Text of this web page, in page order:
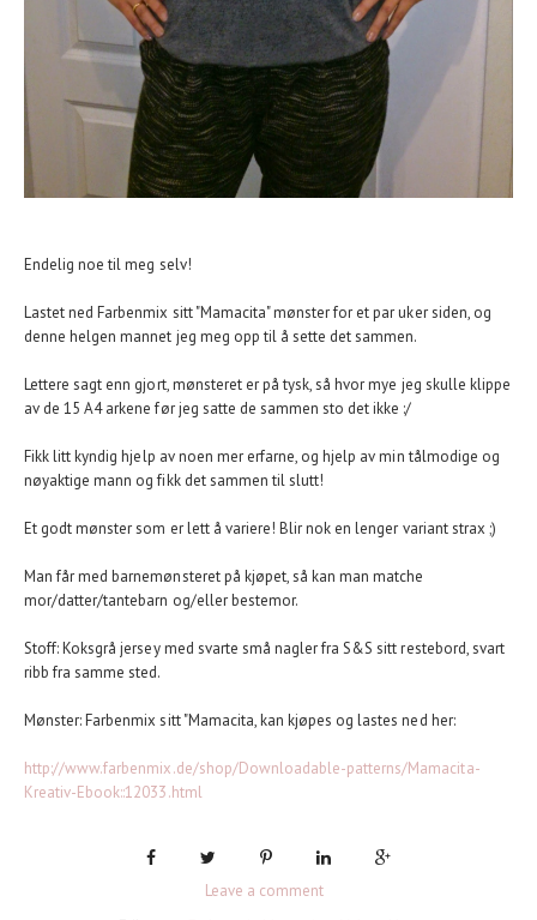
Endelig noe til meg selv!
Lastet ned Farbenmix sitt "Mamacita" mønster for et par uker siden, og
denne helgen mannet jeg meg opp til å sette det sammen.
Lettere sagt enn gjort, mønsteret er på tysk, så hvor mye jeg skulle klippe
av de 15 A4 arkene før jeg satte de sammen sto det ikke :/
Fikk litt kyndig hjelp av noen mer erfarne, og hjelp av min tålmodige og
nøyaktige mann og fikk det sammen til slutt!
Et godt mønster som er lett å variere! Blir nok en lenger variant strax ;)
Man får med barnemønsteret på kjøpet, så kan man matche
mor/datter/tantebarn og/eller bestemor.
Stoff: Koksgrå jersey med svarte små nagler fra S&S sitt restebord, svart
ribb fra samme sted.
Mønster: Farbenmix sitt "Mamacita, kan kjøpes og lastes ned her:
http://www.farbenmix.de/shop/Downloadable-patterns/Mamacita-
Kreativ-Ebook::12033.html
Leave a comment